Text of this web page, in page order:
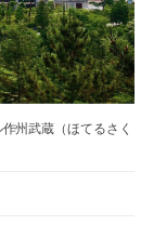
州武蔵（ほてるさく